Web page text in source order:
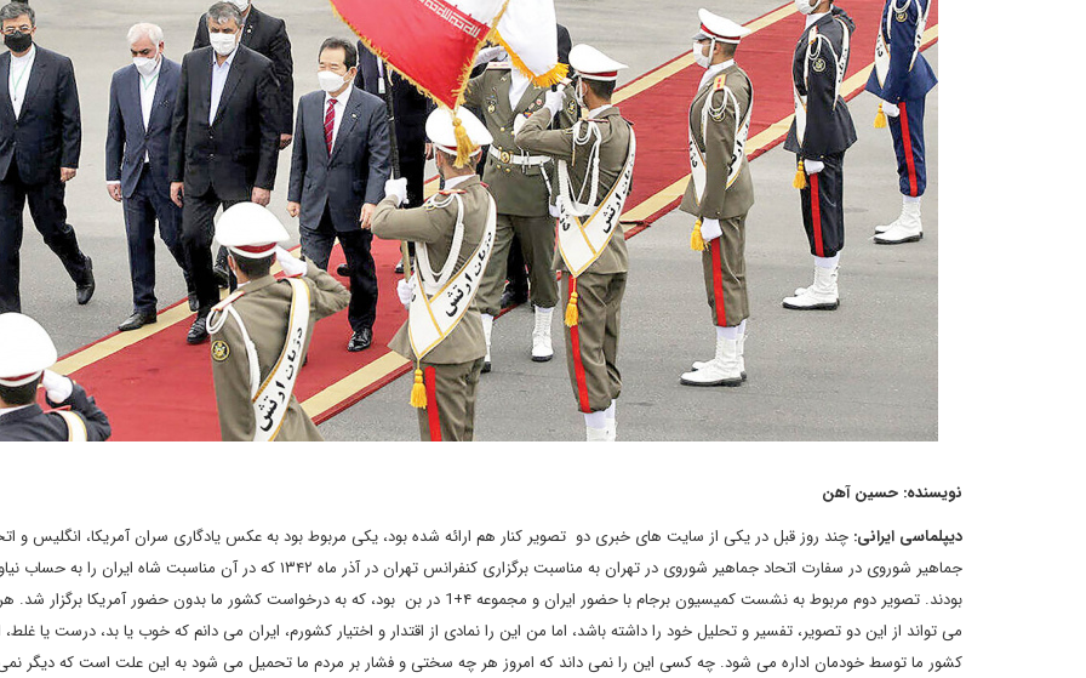
نویسنده: حسین آهن
دیپلماسی ایرانی: چند روز قبل در یکی از سایت های خبری دو تصویر کنار هم ارائه شده بود، یکی مربوط بود به عکس یادگاری سران آمریکا، انگلیس و
جماهیر شوروی در سفارت اتحاد جماهیر شوروی در تهران به مناسبت برگزاری کنفرانس تهران در آذر ماه ۱۳۴۲ که در آن مناسبت شاه ایران را به
بودند. تصویر دوم مربوط به نشست کمیسیون برجام با حضور ایران و مجموعه ۴+1 در بن بود، که به درخواست کشور ما بدون حضور آمریکا
می تواند از این دو تصویر، تفسیر و تحلیل خود را داشته باشد، اما من این را نمادی از اقتدار و اختیار کشورم، ایران می دانم که خوب یا بد، درست یا غلط،
کشور ما توسط خودمان اداره می شود. چه کسی این را نمی داند که امروز هر چه سختی و فشار بر مردم ما تحمیل می شود به این علت است که دیگر